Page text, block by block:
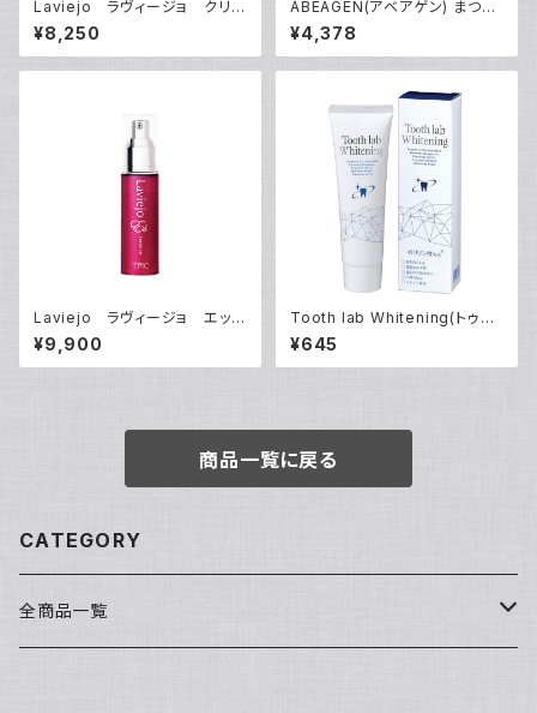
Laviejo ラヴィージョ クリー
ム30g
¥8,250
ABEAGEN(アベアゲン) まつ毛
美容液
¥4,378
Laviejo ラヴィージョ エッセ
ンスF30mL
¥9,900
Tooth lab Whitening(トゥー
スラボ ホワイトニング)
¥645
商品一覧に戻る
CATEGORY
全商品一覧